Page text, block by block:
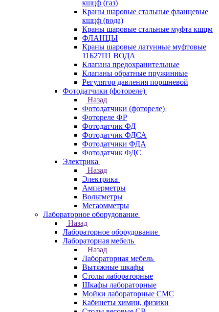
кшцф (газ)
Краны шаровые стальные фланцевые
кшцф (вода)
Краны шаровые стальные муфта кшцм
ФЛАНЦЫ
Краны шаровые латунные муфтовые
11Б27П1 ВОДА
Клапана предохранительные
Клапаны обратные пружинные
Регулятор давления поршневой
Фотодатчики (фотореле)
Назад
Фотодатчики (фотореле)
Фотореле ФР
Фотодатчик ФД
Фотодатчик ФДСА
Фотодатчики ФДА
Фотодатчик ФДС
Электрика
Назад
Электрика
Амперметры
Вольтметры
Мегаомметры
Лабораторное оборудование
Назад
Лабораторное оборудование
Лабораторная мебель
Назад
Лабораторная мебель
Вытяжные шкафы
Столы лабораторные
Шкафы лабораторные
Мойки лабораторные СМС
Кабинеты химии, физики